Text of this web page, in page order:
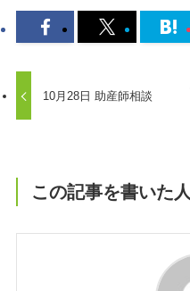
10月28日 助産師相談
この記事を書いた人